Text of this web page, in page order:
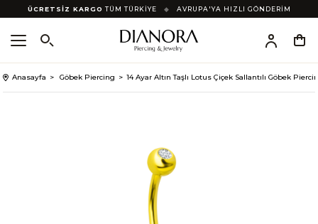
ÜCRETSİZ KARGO TÜM TÜRKİYE ◆ AVRUPA'YA HIZLI GÖNDERİM
Anasayfa Göbek Piercing 14 Ayar Altın Taşlı Lotus Çiçek Sallantılı Göbek